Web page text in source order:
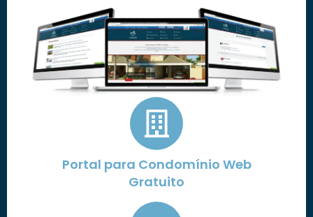
Portal para Condomínio Web
Gratuito